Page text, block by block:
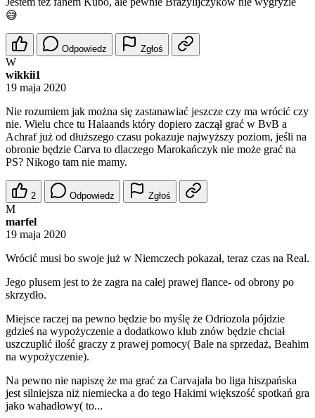
😅
Odpowiedz Zgłoś
W
wikkii1
19 maja 2020
Nie rozumiem jak można się zastanawiać jeszcze czy ma wrócić czy
nie. Wielu chce tu Halaands który dopiero zaczął grać w BvB a
Achraf już od dłuższego czasu pokazuje najwyższy poziom, jeśli na
obronie będzie Carva to dlaczego Marokańczyk nie może grać na
PS? Nikogo tam nie mamy.
2 Odpowiedz Zgłoś
M
marfel
19 maja 2020
Wrócić musi bo swoje już w Niemczech pokazał, teraz czas na Real.
Jego plusem jest to że zagra na całej prawej flance- od obrony po
skrzydło.
Miejsce raczej na pewno będzie bo myślę że Odriozola pójdzie
gdzieś na wypożyczenie a dodatkowo klub znów będzie chciał
uszczuplić ilość graczy z prawej pomocy( Bale na sprzedaż, Beahim
na wypożyczenie).
Na pewno nie napiszę że ma grać za Carvajala bo liga hiszpańska
jest silniejsza niż niemiecka a do tego Hakimi większość spotkań gra
jako wahadłowy( to...